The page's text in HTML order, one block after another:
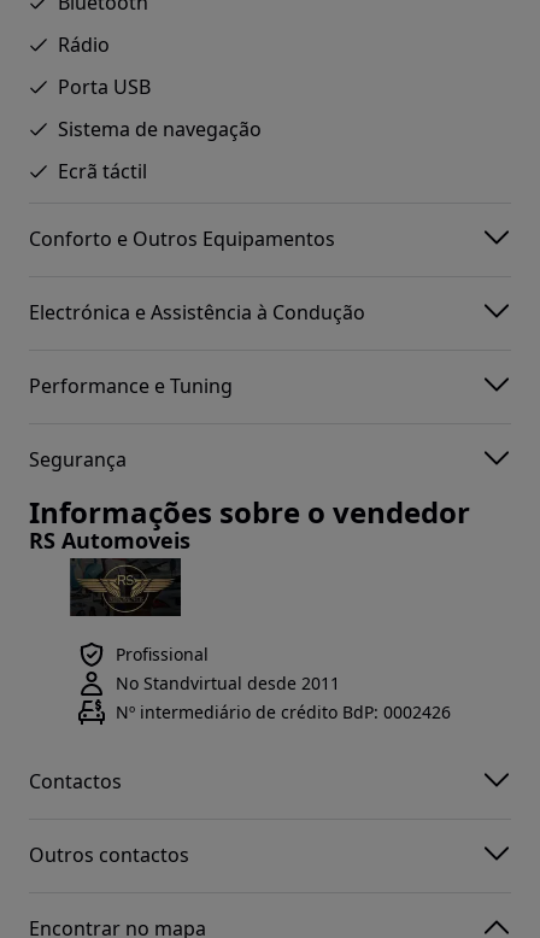
Rádio
Porta USB
Sistema de navegação
Ecrã táctil
Conforto e Outros Equipamentos
Electrónica e Assistência à Condução
Performance e Tuning
Segurança
Informações sobre o vendedor
RS Automoveis
Profissional
No Standvirtual desde 2011
Nº intermediário de crédito BdP: 0002426
Contactos
Outros contactos
Encontrar no mapa